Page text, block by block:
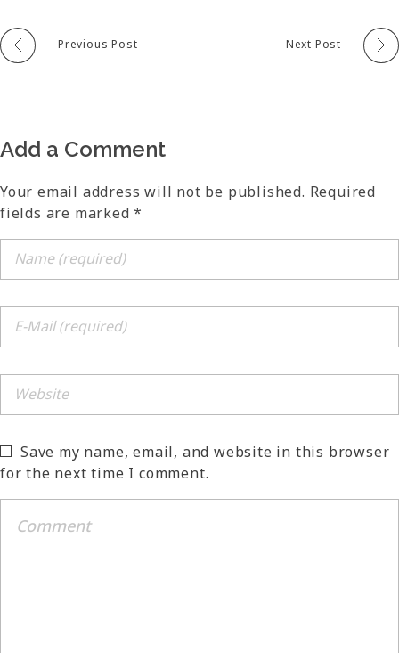
Previous Post Next Post
Add a Comment
Your email address will not be published. Required
fields are marked *
Save my name, email, and website in this browser
for the next time I comment.